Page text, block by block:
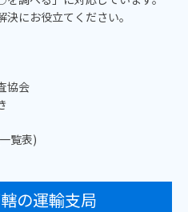
にお役立てください。
協会
覧表)
の運輸支局